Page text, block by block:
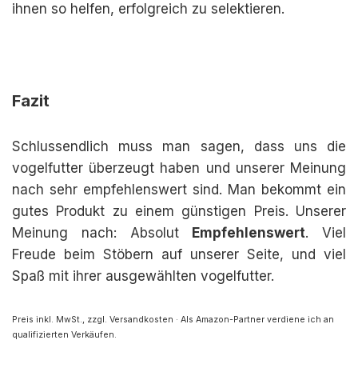
ihnen so helfen, erfolgreich zu selektieren.
Fazit
Schlussendlich muss man sagen, dass uns die
vogelfutter überzeugt haben und unserer Meinung
nach sehr empfehlenswert sind. Man bekommt ein
gutes Produkt zu einem günstigen Preis. Unserer
Meinung nach: Absolut
Empfehlenswert. Viel
Freude beim Stöbern auf unserer Seite, und viel
Spaß mit ihrer ausgewählten vogelfutter.
Preis inkl. MwSt., zzgl. Versandkosten · Als Amazon-Partner verdiene ich an
qualifizierten Verkäufen.